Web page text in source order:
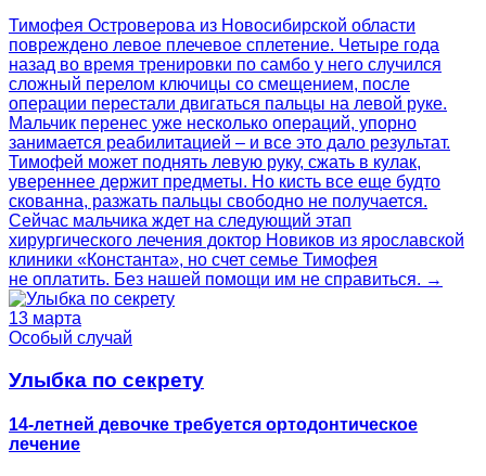
Тимофея Островерова из Новосибирской области
повреждено левое плечевое сплетение. Четыре года
назад во время тренировки по самбо у него случился
сложный перелом ключицы со смещением, после
операции перестали двигаться пальцы на левой руке.
Мальчик перенес уже несколько операций, упорно
занимается реабилитацией – и все это дало результат.
Тимофей может поднять левую руку, сжать в кулак,
увереннее держит предметы. Но кисть все еще будто
скованна, разжать пальцы свободно не получается.
Сейчас мальчика ждет на следующий этап
хирургического лечения доктор Новиков из ярославской
клиники «Константа», но счет семье Тимофея
не оплатить. Без нашей помощи им не справиться. →
13 марта
Особый случай
Улыбка по секрету
14-летней девочке требуется ортодонтическое
лечение